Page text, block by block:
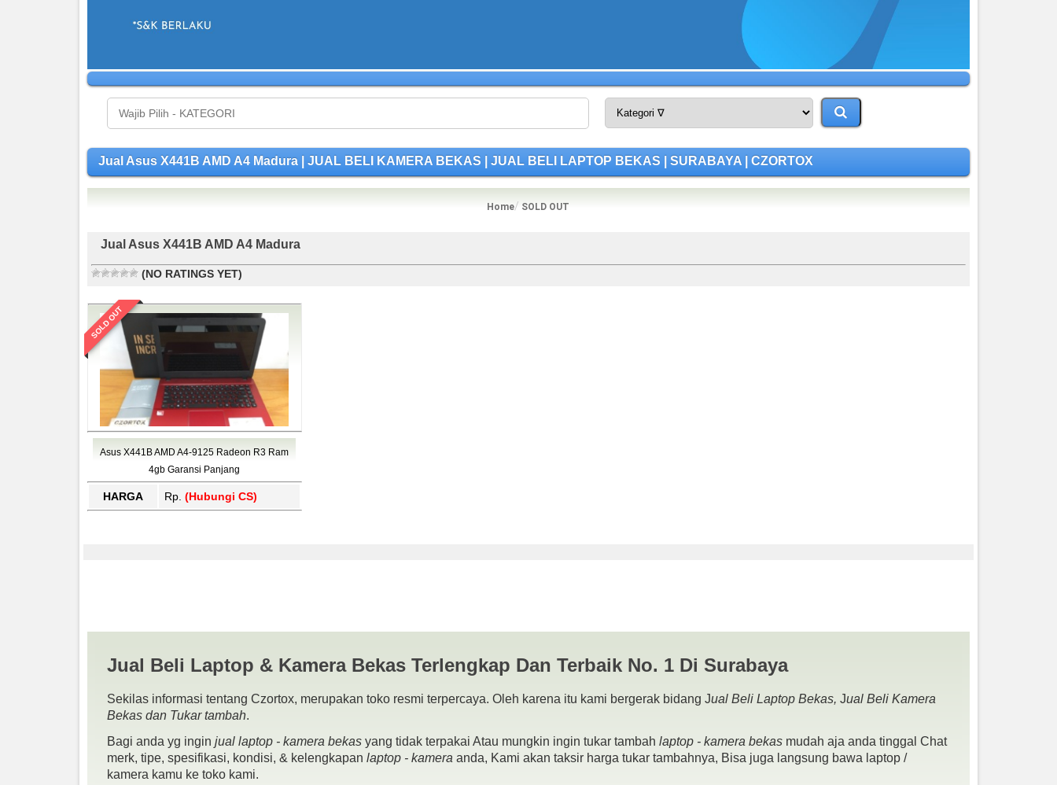
Jual Asus X441B AMD A4 Madura | JUAL BELI KAMERA BEKAS | JUAL BELI LAPTOP BEKAS | SURABAYA | CZORTOX
Home SOLD OUT
Jual Asus X441B AMD A4 Madura
(NO RATINGS YET)
SOLD OUT
Asus X441B AMD A4-9125 Radeon R3 Ram
4gb Garansi Panjang
HARGA Rp. (Hubungi CS)
Jual Beli Laptop & Kamera Bekas Terlengkap Dan Terbaik No. 1 Di Surabaya
Sekilas informasi tentang Czortox, merupakan toko resmi terpercaya. Oleh karena itu kami bergerak bidang Jual Beli Laptop Bekas, Jual Beli Kamera
Bekas dan Tukar tambah.
Bagi anda yg ingin jual laptop - kamera bekasyang tidak terpakai Atau mungkin ingin tukar tambah laptop - kamera bekasmudah aja anda tinggal Chat
merk, tipe, spesifikasi, kondisi, & kelengkapan laptop - kamera anda, Kami akan taksir harga tukar tambahnya, Bisa juga langsung bawa laptop /
kamera kamu ke toko kami.